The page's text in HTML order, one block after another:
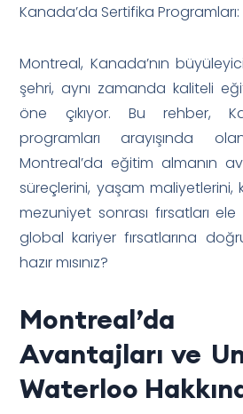
Kanada’da Sertifika
Montreal, Kanada’nın
şehri, aynı zamanda kaliteli
öne çıkıyor. Bu rehber,
programları arayışında
Montreal’da eğitim almanın
süreçlerini, yaşam maliyetlerini,
mezuniyet sonrası fırsatları ele
global kariyer fırsatlarına
hazır mısınız?
Avantajları ve
Waterloo